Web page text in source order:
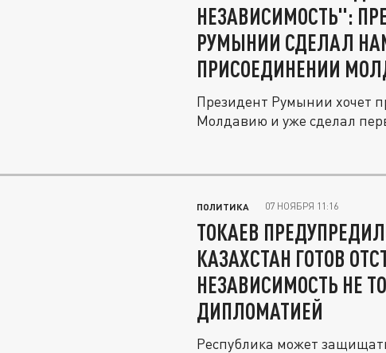
НЕЗАВИСИМОСТЬ":
РУМЫНИИ СДЕЛАЛ
ПРИСОЕДИНЕНИИ
Президент Румынии хочет
Молдавию и уже сделал
ПОЛИТИКА 07 НОЯБРЯ 11:16
ТОКАЕВ
КАЗАХСТАН ГОТОВ
НЕЗАВИСИМОСТЬ НЕ
ДИПЛОМАТИЕЙ
Республика может